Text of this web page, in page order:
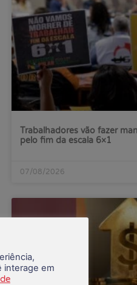
Trabalhadores vão fazer
pelo fim da escala 6×1
07/08/2026
interage em